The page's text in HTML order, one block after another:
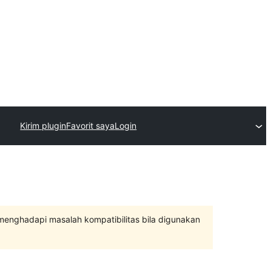
Kirim pluginFavorit sayaLogin
masalah kompatibilitas bila digunakan